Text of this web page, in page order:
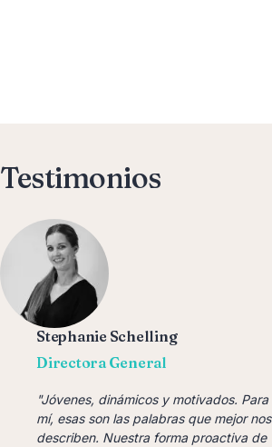
Testimonios
Stephanie Schelling
Directora General
"Jóvenes, dinámicos y motivados. Para
mí, esas son las palabras que mejor nos
describen. Nuestra forma proactiva de